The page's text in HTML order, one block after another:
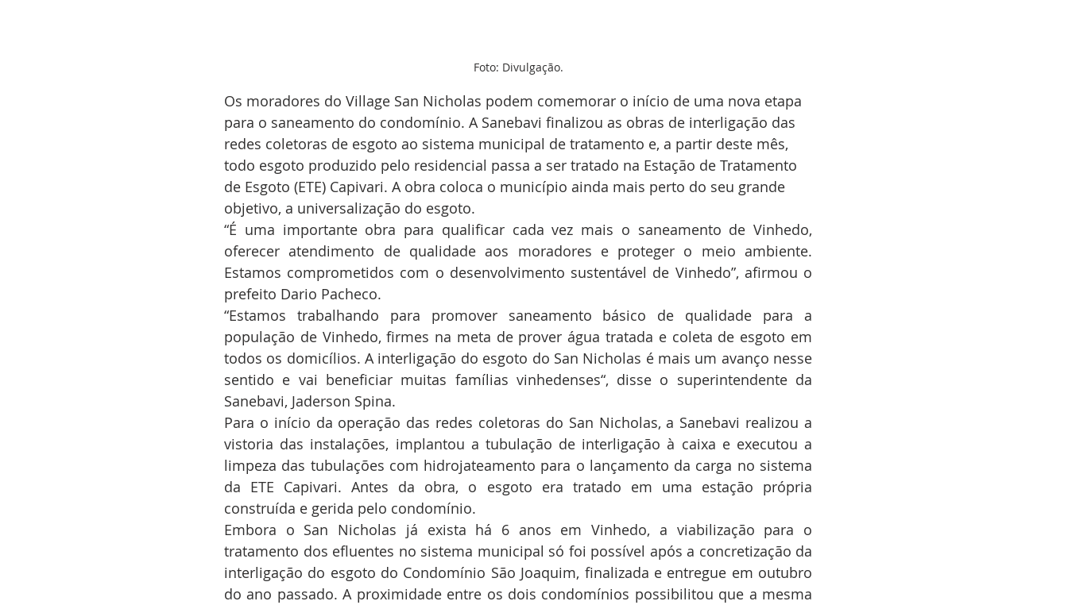
Foto: Divulgação.
Os moradores do Village San Nicholas podem comemorar o início de uma nova etapa
para o saneamento do condomínio. A Sanebavi finalizou as obras de interligação das
redes coletoras de esgoto ao sistema municipal de tratamento e, a partir deste mês,
todo esgoto produzido pelo residencial passa a ser tratado na Estação de Tratamento
de Esgoto (ETE) Capivari. A obra coloca o município ainda mais perto do seu grande
objetivo, a universalização do esgoto.
“É uma importante obra para qualificar cada vez mais o saneamento de Vinhedo,
oferecer atendimento de qualidade aos moradores e proteger o meio ambiente.
Estamos comprometidos com o desenvolvimento sustentável de Vinhedo”, afirmou o
prefeito Dario Pacheco.
“Estamos trabalhando para promover saneamento básico de qualidade para a
população de Vinhedo, firmes na meta de prover água tratada e coleta de esgoto em
todos os domicílios. A interligação do esgoto do San Nicholas é mais um avanço nesse
sentido e vai beneficiar muitas famílias vinhedenses“, disse o superintendente da
Sanebavi, Jaderson Spina.
Para o início da operação das redes coletoras do San Nicholas, a Sanebavi realizou a
vistoria das instalações, implantou a tubulação de interligação à caixa e executou a
limpeza das tubulações com hidrojateamento para o lançamento da carga no sistema
da ETE Capivari. Antes da obra, o esgoto era tratado em uma estação própria
construída e gerida pelo condomínio.
Embora o San Nicholas já exista há 6 anos em Vinhedo, a viabilização para o
tratamento dos efluentes no sistema municipal só foi possível após a concretização da
interligação do esgoto do Condomínio São Joaquim, finalizada e entregue em outubro
do ano passado. A proximidade entre os dois condomínios possibilitou que a mesma